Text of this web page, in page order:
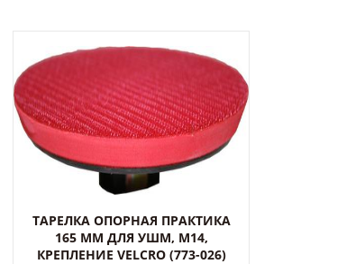
ТАРЕЛКА ОПОРНАЯ ПРАКТИКА
165 ММ ДЛЯ УШМ, М14,
КРЕПЛЕНИЕ VELCRO (773-026)